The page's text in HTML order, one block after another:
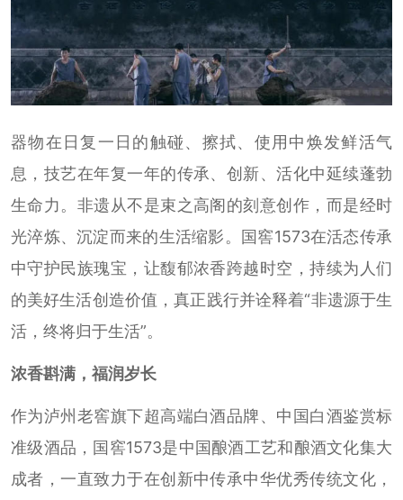
器物在日复一日的触碰、擦拭、使用中焕发鲜活气
息，技艺在年复一年的传承、创新、活化中延续蓬勃
生命力。非遗从不是束之高阁的刻意创作，而是经时
光淬炼、沉淀而来的生活缩影。国窖1573在活态传承
中守护民族瑰宝，让馥郁浓香跨越时空，持续为人们
的美好生活创造价值，真正践行并诠释着“非遗源于生
活，终将归于生活”。
浓香斟满，福润岁长
作为泸州老窖旗下超高端白酒品牌、中国白酒鉴赏标
准级酒品，国窖1573是中国酿酒工艺和酿酒文化集大
成者，一直致力于在创新中传承中华优秀传统文化，